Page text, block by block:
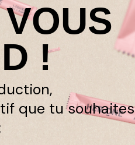
!
que tu souhaites